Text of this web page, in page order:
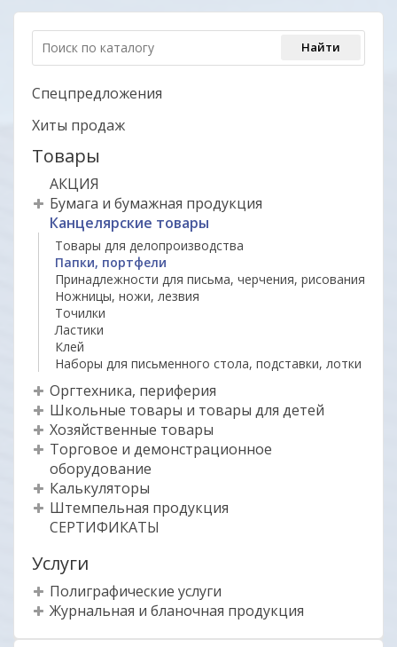
Спецпредложения
Хиты продаж
Товары
АКЦИЯ
Бумага и бумажная продукция
Канцелярские товары
Товары для делопроизводства
Папки, портфели
Принадлежности для письма, черчения, рисования
Ножницы, ножи, лезвия
Точилки
Ластики
Клей
Наборы для письменного стола, подставки, лотки
Оргтехника, периферия
Школьные товары и товары для детей
Хозяйственные товары
Торговое и демонстрационное
оборудование
Калькуляторы
Штемпельная продукция
СЕРТИФИКАТЫ
Услуги
Полиграфические услуги
Журнальная и бланочная продукция